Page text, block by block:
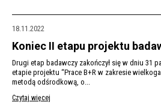
18.11.2022
Koniec II etapu projektu
Drugi etap badawczy zakończył się w dniu 31
etapie projektu “Prace B+R w zakresie
metodą odśrodkową, o...
Czytaj więcej